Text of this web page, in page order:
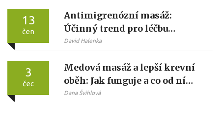
13
čen
Antimigrenózní masáž:
Účinný trend pro léčbu
migrény
David Halenka
3
čec
Medová masáž a lepší krevní
oběh: Jak funguje a co od ní
čekat
Dana Švihlová